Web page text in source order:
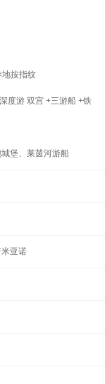
按指纹
度游 双宫 +三游船 +铁
堡、莱茵河游船
亚诺